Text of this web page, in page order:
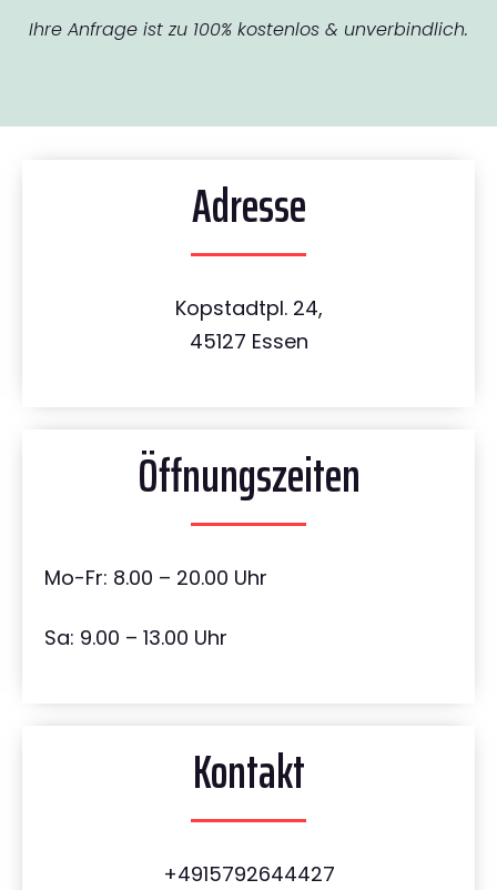
Ihre Anfrage ist zu 100% kostenlos & unverbindlich.
Adresse
Kopstadtpl. 24,
45127 Essen
Öffnungszeiten
Mo-Fr: 8.00 – 20.00 Uhr
Sa: 9.00 – 13.00 Uhr
Kontakt
+4915792644427